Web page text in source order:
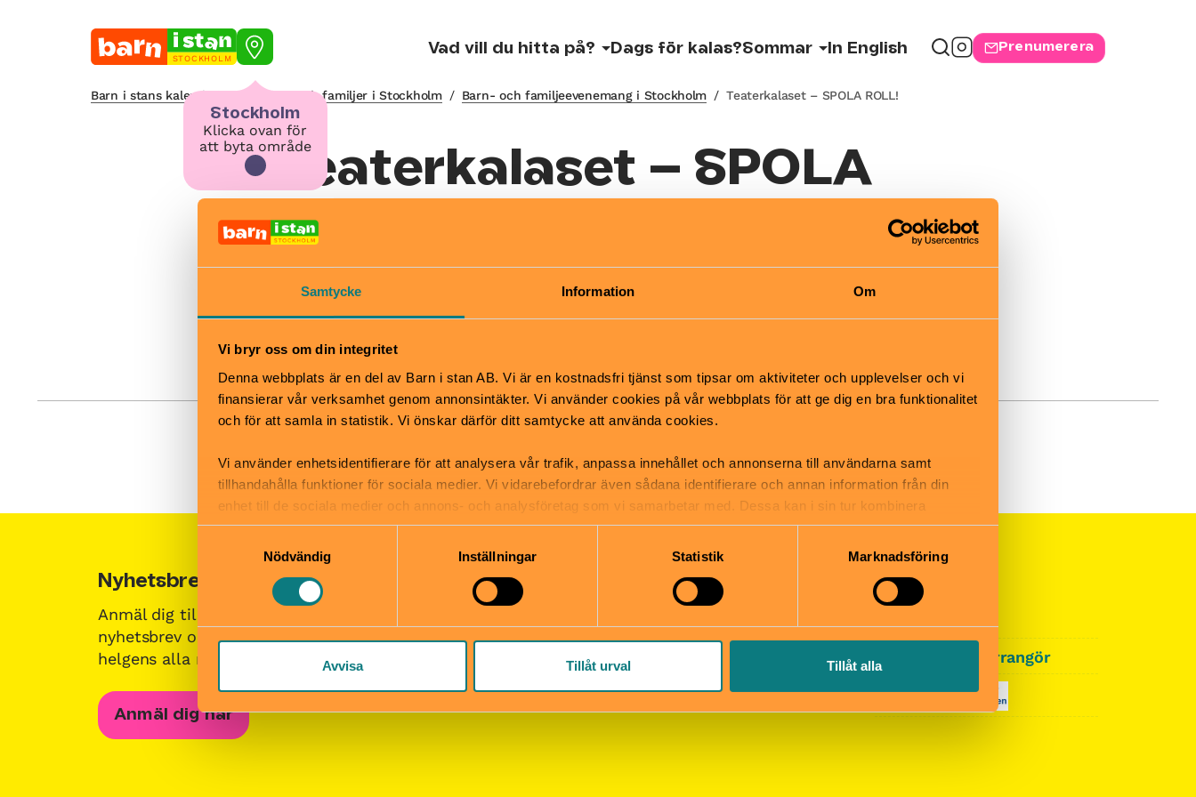
Samtycke Information Om
Vi bryr oss om din integritet
Denna webbplats är en del av Barn i stan AB. Vi är en kostnadsfri tjänst som tipsar om aktiviteter och upplevelser och vi
finansierar vår verksamhet genom annonsintäkter. Vi använder cookies på vår webbplats för att ge dig en bra funktionalitet
och för att samla in statistik. Vi önskar därför ditt samtycke att använda cookies.
Vi använder enhetsidentifierare för att analysera vår trafik, anpassa innehållet och annonserna till användarna samt
tillhandahålla funktioner för sociala medier. Vi vidarebefordrar även sådana identifierare och annan information från din
enhet till de sociala medier och annons- och analysföretag som vi samarbetar med. Dessa kan i sin tur kombinera
informationen med annan information som du har tillhandahållit eller som de har samlat in när du har använt deras tjänster.
Nödvändig
Inställningar Statistik Marknadsföring
Avvisa Tillåt urval Tillåt alla
STOCKHOLM
Stockholm
Klicka ovan för
att byta område
Vad vill du hitta på? Dags för kalas?Sommar In English Prenumerera
Barn i stans kalendarium för barn och familjer i Stockholm / Barn- och familjeevenemang i Stockholm / Teaterkalaset – SPOLA ROLL!
Teaterkalaset – SPOLA
ROLL! – är inte längre
aktuellt
Tyvärr, detta evenemang är inte längre aktuellt.
ANNONSER:
Nyhetsbrevet Helgkoll
Anmäl dig till vårt populära
nyhetsbrev och få koll på
helgens alla roligheter!
Anmäl dig här
Sociala medier
Facebook och TikTok!
Om oss
Kontakta redaktionen
Arrangör?
Logga in som arrangör